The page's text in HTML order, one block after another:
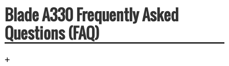
Blade A330 Frequently Asked
Questions (FAQ)
+